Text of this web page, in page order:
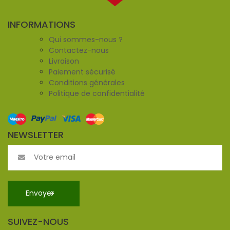
INFORMATIONS
Qui sommes-nous ?
Contactez-nous
Livraison
Paiement sécurisé
Conditions générales
Politique de confidentialité
NEWSLETTER
SUIVEZ-NOUS